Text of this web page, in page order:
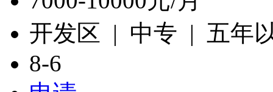
开发区 | 中专 | 五年
8-6